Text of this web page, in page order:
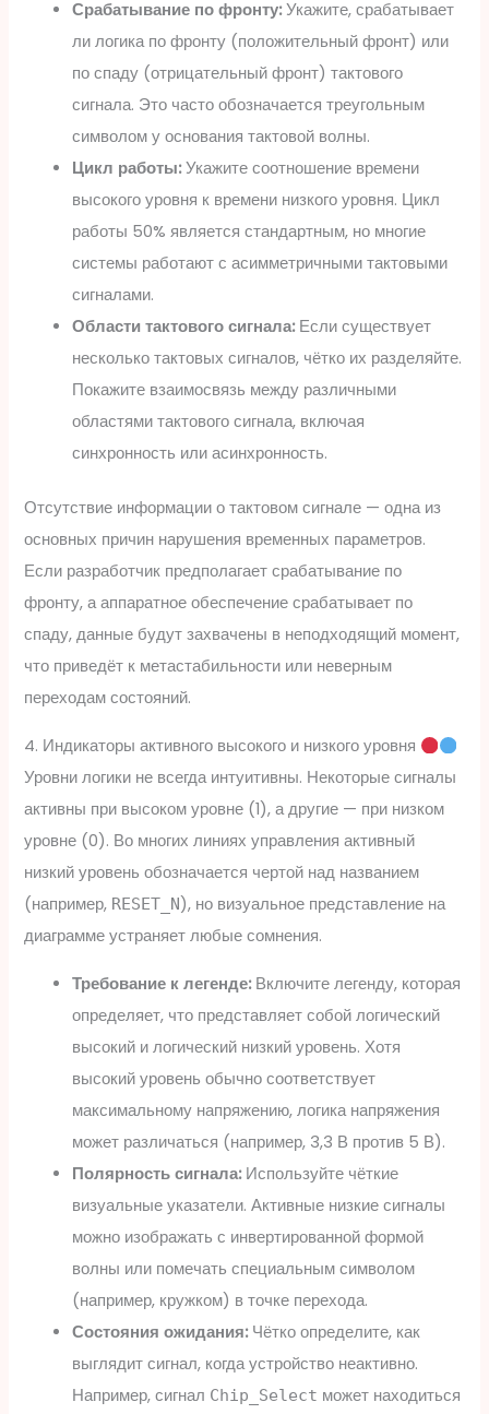
Срабатывание по фронту:Укажите, срабатывает
ли логика по фронту (положительный фронт) или
по спаду (отрицательный фронт) тактового
сигнала. Это часто обозначается треугольным
символом у основания тактовой волны.
Цикл работы:Укажите соотношение времени
высокого уровня к времени низкого уровня. Цикл
работы 50% является стандартным, но многие
системы работают с асимметричными тактовыми
сигналами.
Области тактового сигнала:Если существует
несколько тактовых сигналов, чётко их разделяйте.
Покажите взаимосвязь между различными
областями тактового сигнала, включая
синхронность или асинхронность.
Отсутствие информации о тактовом сигнале — одна из
основных причин нарушения временных параметров.
Если разработчик предполагает срабатывание по
фронту, а аппаратное обеспечение срабатывает по
спаду, данные будут захвачены в неподходящий момент,
что приведёт к метастабильности или неверным
переходам состояний.
4. Индикаторы активного высокого и низкого уровня
Уровни логики не всегда интуитивны. Некоторые сигналы
активны при высоком уровне (1), а другие — при низком
уровне (0). Во многих линиях управления активный
низкий уровень обозначается чертой над названием
(например, RESET_N), но визуальное представление на
диаграмме устраняет любые сомнения.
Требование к легенде:Включите легенду, которая
определяет, что представляет собой логический
высокий и логический низкий уровень. Хотя
высокий уровень обычно соответствует
максимальному напряжению, логика напряжения
может различаться (например, 3,3 В против 5 В).
Полярность сигнала:Используйте чёткие
визуальные указатели. Активные низкие сигналы
можно изображать с инвертированной формой
волны или помечать специальным символом
(например, кружком) в точке перехода.
Состояния ожидания:Чётко определите, как
выглядит сигнал, когда устройство неактивно.
Например, сигнал Chip_Select может находиться